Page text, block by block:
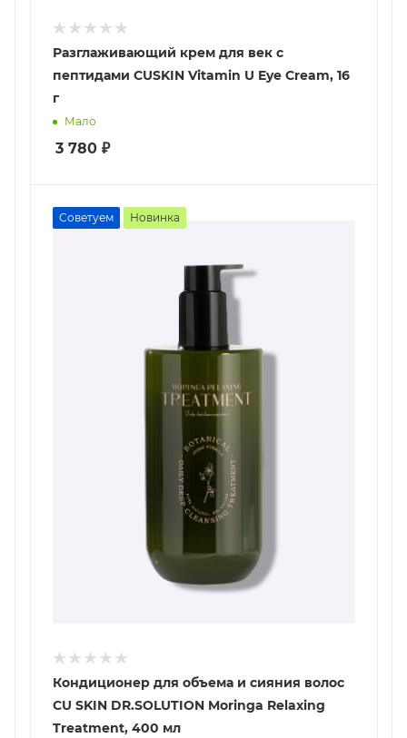
Разглаживающий крем для век с
пептидами CUSKIN Vitamin U Eye Cream, 16
г
Мало
3 780 ₽
Советуем Новинка
Кондиционер для объема и сияния волос
CU SKIN DR.SOLUTION Moringa Relaxing
Treatment, 400 мл